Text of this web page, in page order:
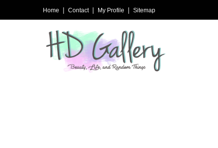
Home Contact My Profile Sitemap